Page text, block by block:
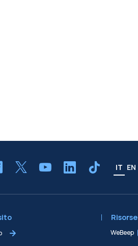
IT EN
Risorse
WeBeep